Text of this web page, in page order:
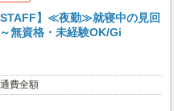
STAFF】≪夜勤≫就寝中の見回
無資格・未経験OK/Gi
費全額